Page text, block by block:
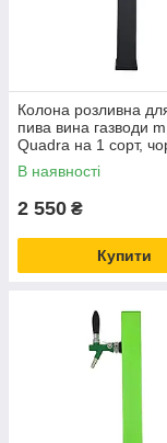
Колона розливна
пива вина газводи
Quadra на 1 сорт,
В наявності
2 550 ₴
Купити